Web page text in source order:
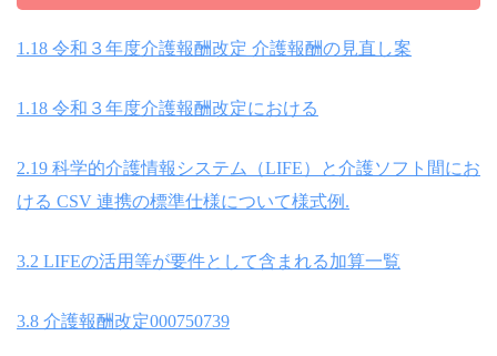
1.18 令和３年度介護報酬改定 介護報酬の見直し案
1.18 令和３年度介護報酬改定における
2.19 科学的介護情報システム（LIFE）と介護ソフト間にお
ける CSV 連携の標準仕様について様式例.
3.2 LIFEの活用等が要件として含まれる加算一覧
3.8 介護報酬改定000750739